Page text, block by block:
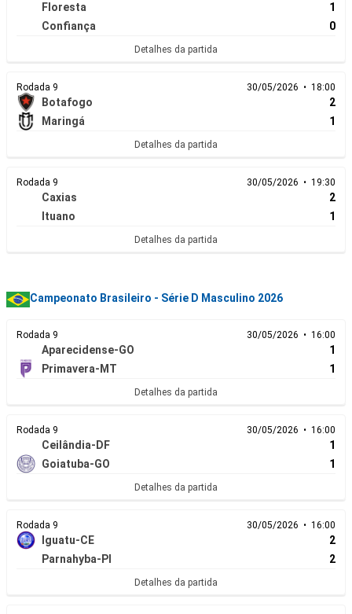
Floresta
1
Confiança
0
Detalhes da partida
Rodada 9 30/05/2026 • 18:00
Botafogo
2
Maringá
1
Detalhes da partida
Rodada 9 30/05/2026 • 19:30
Caxias
2
Ituano
1
Detalhes da partida
Campeonato Brasileiro - Série D Masculino 2026
Rodada 9 30/05/2026 • 16:00
Aparecidense-GO
1
Primavera-MT
1
Detalhes da partida
Rodada 9 30/05/2026 • 16:00
Ceilândia-DF
1
Goiatuba-GO
1
Detalhes da partida
Rodada 9 30/05/2026 • 16:00
Iguatu-CE
2
Parnahyba-PI
2
Detalhes da partida